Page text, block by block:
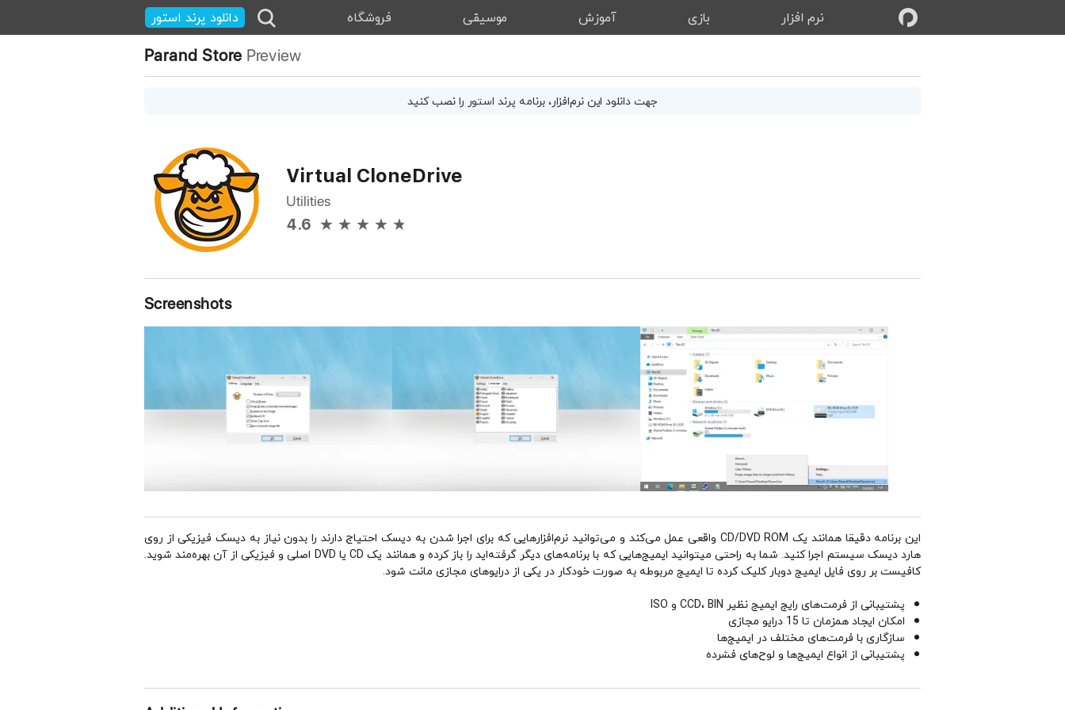
نرم‌ افزار بازی آموزش موسیقی فروشگاه دانلود پرند استور
Parand Store Preview
جهت دانلود ایننرم‌افزار، برنامه پرند استور را نصب کنید
Virtual CloneDrive
Utilities
4.6
Screenshots
این برنامه دقیقا همانند یک CD/DVD ROM واقعی عمل می‌کند و می‌توانید نرم‌افزارهایی که برای اجرا شدن به دیسک احتیاج دارند را بدون نیاز به دیسک فیزیکی از روی
هارد دیسک سیستم اجرا کنید. شما به راحتی میتوانید ایمیج‌هایی که با برنامه‌های دیگر گرفته‌اید را باز کرده و همانند یک CD یا DVD اصلی و فیزیکی از آن بهره‌مند شوید.
کافیست بر روی فایل ایمیج دوبار کلیک کرده تا ایمیج مربوطه به صورت خودکار در یکی از درایوهای مجازی مانت شود.
پشتیبانی از فرمت‌های رایج ایمیج نظیر CCD، BIN و ISO
امکان ایجاد همزمان تا 15 درایو مجازی
سازگاری با فرمت‌های مختلف در ایمیج‌ها
پشتیبانی از انواع ایمیج‌ها و لوح‌های فشرده